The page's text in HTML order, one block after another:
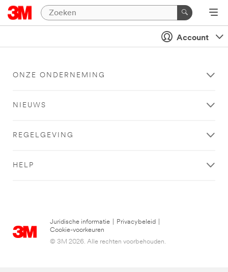
Account
ONZE ONDERNEMING
NIEUWS
REGELGEVING
HELP
Juridische informatie Privacybeleid
Cookie-voorkeuren
© 3M 2026. Alle rechten voorbehouden.